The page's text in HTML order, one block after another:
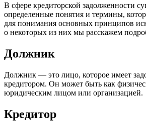
В сфере кредиторской задолженности
определенные понятия и термины,
для понимания основных принципов
о некоторых из них мы расскажем
Должник
Должник — это лицо, которое имеет
кредитором. Он может быть как
юридическим лицом или организацией.
Кредитор